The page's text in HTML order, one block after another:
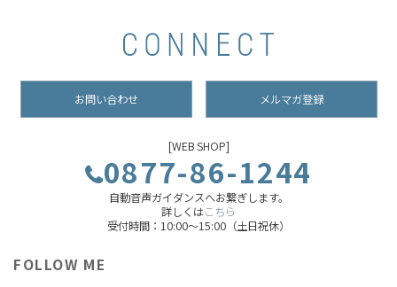
お問い合わせ メルマガ登録
[WEB SHOP]
0877-86-1244
自動音声ガイダンスへお繋ぎします。
詳しくはこちら
受付時間：10:00～15:00（土日祝休）
FOLLOW ME